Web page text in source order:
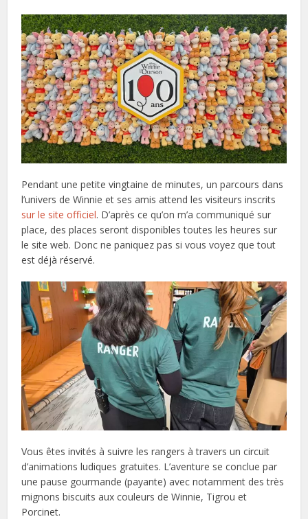
Pendant une petite vingtaine de minutes, un parcours dans
l’univers de Winnie et ses amis attend les visiteurs inscrits
sur le site officiel. D’après ce qu’on m’a communiqué sur
place, des places seront disponibles toutes les heures sur
le site web. Donc ne paniquez pas si vous voyez que tout
est déjà réservé.
Vous êtes invités à suivre les rangers à travers un circuit
d’animations ludiques gratuites. L’aventure se conclue par
une pause gourmande (payante) avec notamment des très
mignons biscuits aux couleurs de Winnie, Tigrou et
Porcinet.